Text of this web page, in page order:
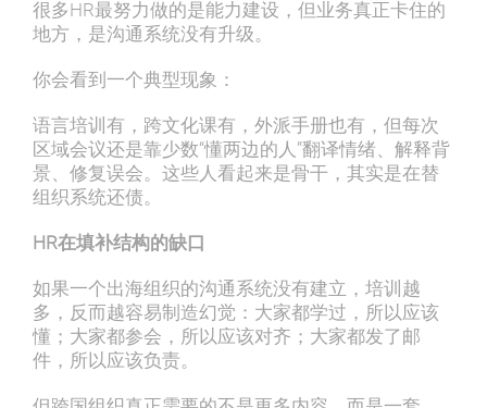
很多HR最努力做的是能力建设，但业务真正卡住的
地方，是沟通系统没有升级。
你会看到一个典型现象：
语言培训有，跨文化课有，外派手册也有，但每次
区域会议还是靠少数“懂两边的人”翻译情绪、解释背
景、修复误会。这些人看起来是骨干，其实是在替
组织系统还债。
HR在填补结构的缺口
如果一个出海组织的沟通系统没有建立，培训越
多，反而越容易制造幻觉：大家都学过，所以应该
懂；大家都参会，所以应该对齐；大家都发了邮
件，所以应该负责。